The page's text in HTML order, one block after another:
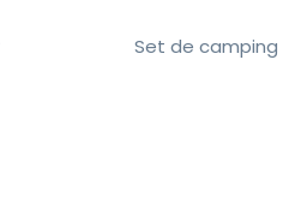
Set de camping